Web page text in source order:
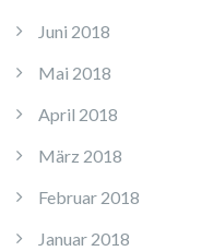
Juni 2018
Mai 2018
April 2018
März 2018
Februar 2018
Januar 2018